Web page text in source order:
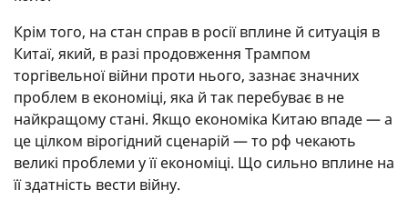
Крім того, на стан справ в росії вплине й ситуація в
Китаї, який, в разі продовження Трампом
торгівельної війни проти нього, зазнає значних
проблем в економіці, яка й так перебуває в не
найкращому стані. Якщо економіка Китаю впаде — а
це цілком вірогідний сценарій — то рф чекають
великі проблеми у її економіці. Що сильно вплине на
її здатність вести війну.